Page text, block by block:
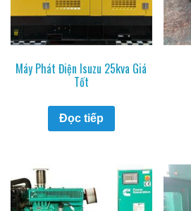
Máy Phát Điện Isuzu 25kva Giá
Tốt
Đọc tiếp